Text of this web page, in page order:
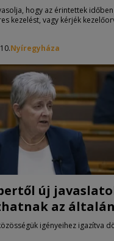
hogy az érintettek
kezelést, vagy kérjék
Nyíregyháza
új
az
igényeihez igazítva